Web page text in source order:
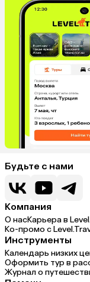
Будьте с нами
Компания
О насКарьера в
Ко-промо с
Инструменты
Календарь низких
Оформить тур в
Журнал о